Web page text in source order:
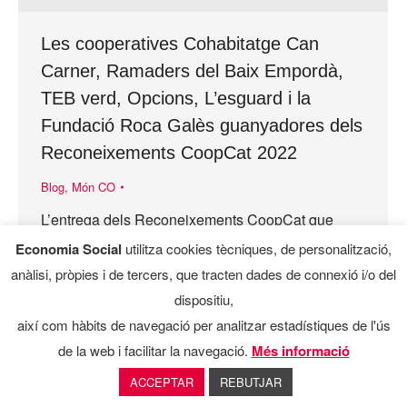
Les cooperatives Cohabitatge Can
Carner, Ramaders del Baix Empordà,
TEB verd, Opcions, L’esguard i la
Fundació Roca Galès guanyadores dels
Reconeixements CoopCat 2022
Blog, Món CO
L’entrega dels Reconeixements CoopCat que
atorga la Confederació de Cooperatives de
Catalunya ha distingit la feina i els mèrits del
cooperativisme arreu de Catalunya en una gala
celebrada el passat…
Economia Social utilitza cookies tècniques, de personalització,
anàlisi, pròpies i de tercers, que tracten dades de connexió i/o del
dispositiu,
així com hàbits de navegació per analitzar estadístiques de l'ús
de la web i facilitar la navegació. Més informació
ACCEPTAR REBUTJAR